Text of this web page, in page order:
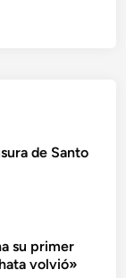
de Santo
su primer
volvió»